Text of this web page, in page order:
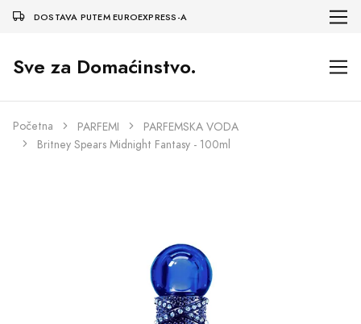
DOSTAVA PUTEM EUROEXPRESS-A
Sve za Domaćinstvo.
Početna PARFEMI
PARFEMSKA VODA
Britney Spears Midnight Fantasy - 100ml